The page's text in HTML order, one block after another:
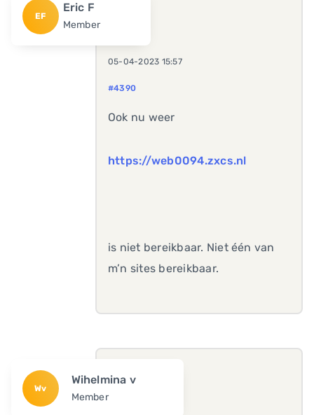
EF
Eric F
Member
05-04-2023 15:57
#4390
Ook nu weer
https://web0094.zxcs.nl
is niet bereikbaar. Niet één van
m’n sites bereikbaar.
Wv
Wihelmina v
Member